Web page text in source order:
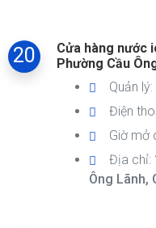
20
Cửa hàng nước
Phường Cầu
Quản lý:
Điện
Giờ mở
Địa chỉ:
Ông Lãnh,